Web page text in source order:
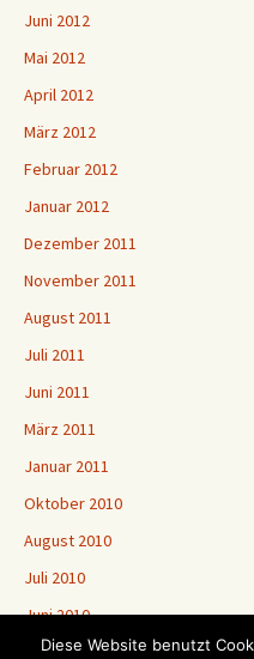
Juni 2012
Mai 2012
April 2012
März 2012
Februar 2012
Januar 2012
Dezember 2011
November 2011
August 2011
Juli 2011
Juni 2011
März 2011
Januar 2011
Oktober 2010
August 2010
Juli 2010
Juni 2010
Diese Website benutzt